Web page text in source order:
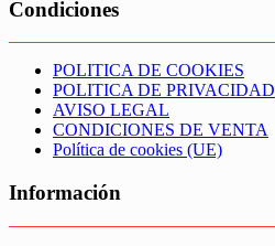
Condiciones
POLITICA DE COOKIES
POLITICA DE PRIVACIDAD
AVISO LEGAL
CONDICIONES DE VENTA
Política de cookies (UE)
Información